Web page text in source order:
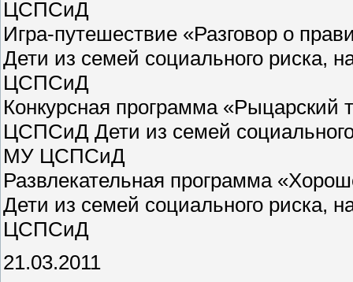
ЦСПСиД
Игра-путешествие «Разговор о
Дети из семей социального риска,
ЦСПСиД
Конкурсная программа «Рыцарский
ЦСПСиД Дети из семей
МУ ЦСПСиД
Развлекательная программа
Дети из семей социального риска,
ЦСПСиД
21.03.2011